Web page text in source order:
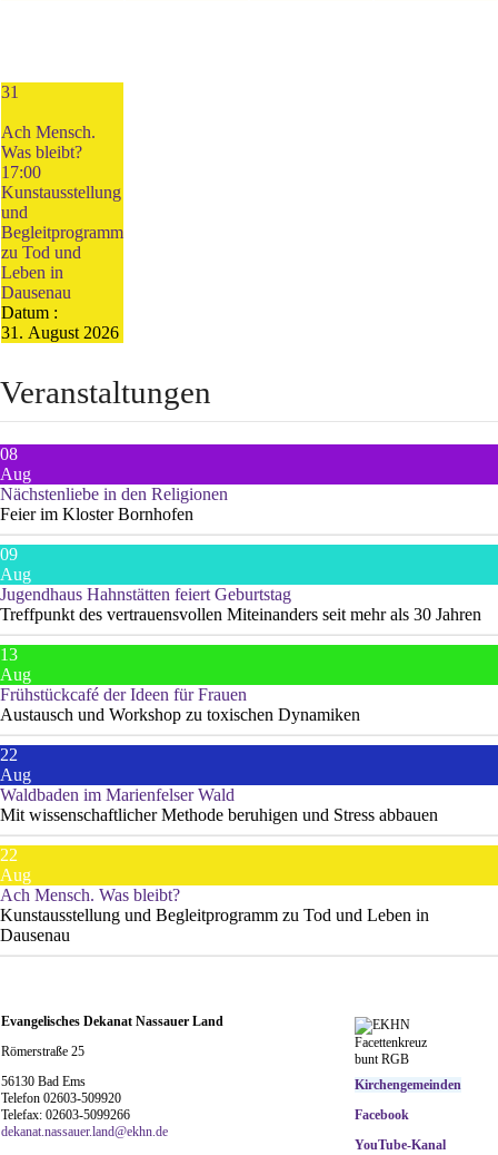
31
Ach Mensch.
Was bleibt?
17:00
Kunstausstellung
und
Begleitprogramm
zu Tod und
Leben in
Dausenau
Datum :
31. August 2026
Veranstaltungen
08
Aug
Nächstenliebe in den Religionen
Feier im Kloster Bornhofen
09
Aug
Jugendhaus Hahnstätten feiert Geburtstag
Treffpunkt des vertrauensvollen Miteinanders seit mehr als 30 Jahren
13
Aug
Frühstückcafé der Ideen für Frauen
Austausch und Workshop zu toxischen Dynamiken
22
Aug
Waldbaden im Marienfelser Wald
Mit wissenschaftlicher Methode beruhigen und Stress abbauen
22
Aug
Ach Mensch. Was bleibt?
Kunstausstellung und Begleitprogramm zu Tod und Leben in
Dausenau
Evangelisches Dekanat Nassauer Land
Römerstraße 25
56130 Bad Ems
Telefon 02603-509920
Telefax: 02603-5099266
dekanat.nassauer.land@ekhn.de
Kirchengemeinden
Facebook
YouTube-Kanal